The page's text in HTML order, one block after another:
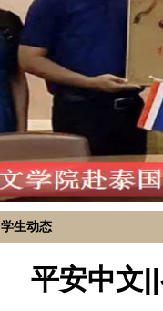
学生动态
平安中文